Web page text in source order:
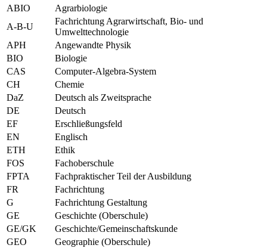
ABIO
Agrarbiologie
A-B-U
Fachrichtung Agrarwirtschaft, Bio- und
Umwelttechnologie
APH
Angewandte Physik
BIO
Biologie
CAS
Computer-Algebra-System
CH
Chemie
DaZ
Deutsch als Zweitsprache
DE
Deutsch
EF
Erschließungsfeld
EN
Englisch
ETH
Ethik
FOS
Fachoberschule
FPTA
Fachpraktischer Teil der Ausbildung
FR
Fachrichtung
G
Fachrichtung Gestaltung
GE
Geschichte (Oberschule)
GE/GK
Geschichte/Gemeinschaftskunde
GEO
Geographie (Oberschule)